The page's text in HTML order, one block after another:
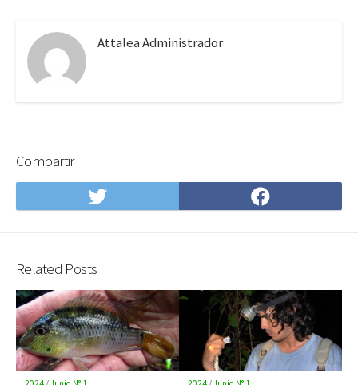
Attalea Administrador
Compartir
Compartir
en
Compartir
en
Related Posts